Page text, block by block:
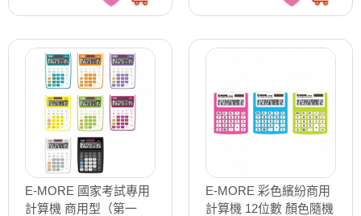
E-MORE 國家考試專用
計算機 商用型（第一
E-MORE 彩色繽紛商用
計算機 12位數 顏色隨機